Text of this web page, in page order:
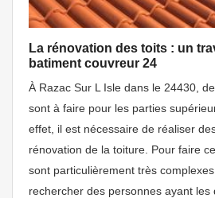
La rénovation des toits : un
batiment couvreur 24
À Razac Sur L Isle dans le 24430,
sont à faire pour les parties
effet, il est nécessaire de réaliser
rénovation de la toiture. Pour faire
sont particulièrement très
rechercher des personnes ayant les